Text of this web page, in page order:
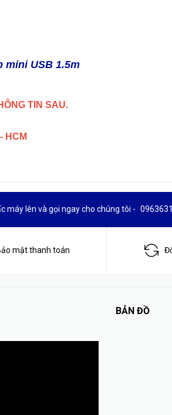
mini USB 1.5m
TIN SAU.
HCM
máy lên và gọi ngay cho chúng tôi -
mật thanh toán
BẢN ĐỒ